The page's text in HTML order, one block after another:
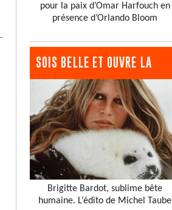
pour la paix d’Omar Harfouch en
présence d’Orlando Bloom
SOIS BELLE ET OUVRE LA
Brigitte Bardot, sublime bête
humaine. L’édito de Michel Taube